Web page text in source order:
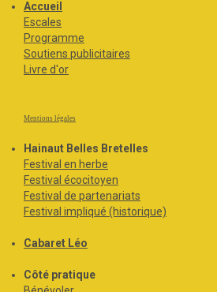
Accueil
Escales
Programme
Soutiens publicitaires
Livre d'or
Mentions légales
Hainaut Belles Bretelles
Festival en herbe
Festival écocitoyen
Festival de partenariats
Festival impliqué (historique)
Cabaret Léo
Côté pratique